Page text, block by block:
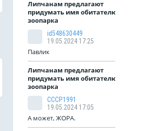
Липчанам предлагают
придумать имя обитателю
зоопарка
id548630449
19.05.2024 17:25
Павлик
Липчанам предлагают
придумать имя обитателю
зоопарка
СССР1991
19.05.2024 17:05
А может, ЖОРА.